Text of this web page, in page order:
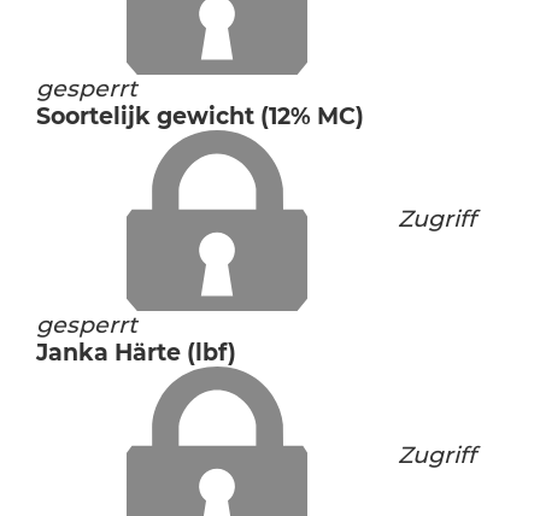
gesperrt
Soortelijk gewicht (12% MC)
Zugriff
gesperrt
Janka Härte (lbf)
Zugriff